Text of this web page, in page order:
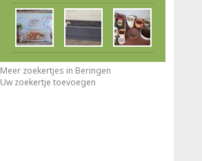
Meer zoekertjes in Beringen
Uw zoekertje toevoegen